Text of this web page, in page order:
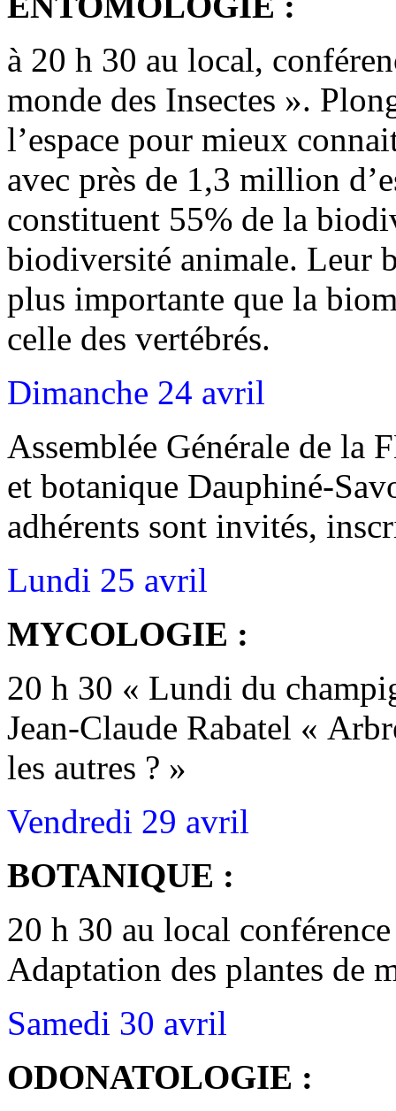
à 20 h 30 au local,
monde des Insectes ».
l’espace pour mieux
avec près de 1,3 million
constituent 55% de la
biodiversité animale. Leur
plus importante que la
celle des vertébrés.
Dimanche 24 avril
Assemblée Générale de la
et botanique Dauphiné-
adhérents sont invités,
Lundi 25 avril
MYCOLOGIE :
20 h 30 « Lundi du
Jean-Claude Rabatel «
les autres ? »
Vendredi 29 avril
BOTANIQUE :
20 h 30 au local
Adaptation des plantes de
Samedi 30 avril
ODONATOLOGIE :